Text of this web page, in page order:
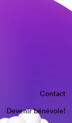
Contact
Devenir bénévole!